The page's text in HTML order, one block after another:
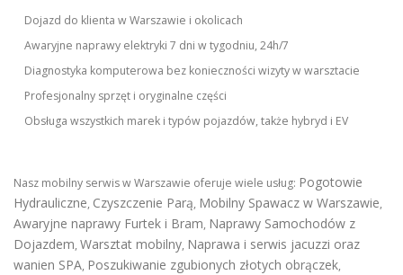
Dojazd do klienta w Warszawie i okolicach
Awaryjne naprawy elektryki 7 dni w tygodniu, 24h/7
Diagnostyka komputerowa bez konieczności wizyty w warsztacie
Profesjonalny sprzęt i oryginalne części
Obsługa wszystkich marek i typów pojazdów, także hybryd i EV
Nasz mobilny serwis w Warszawie oferuje wiele usług: Pogotowie
Hydrauliczne, Czyszczenie Parą, Mobilny Spawacz w Warszawie,
Awaryjne naprawy Furtek i Bram, Naprawy Samochodów z
Dojazdem, Warsztat mobilny, Naprawa i serwis jacuzzi oraz
wanien SPA, Poszukiwanie zgubionych złotych obrączek,